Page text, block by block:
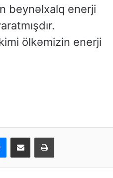
beynəlxalq enerji
ölkəmizin enerji